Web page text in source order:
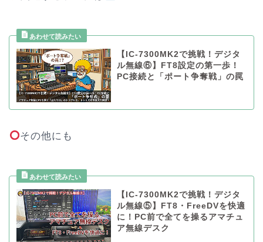
【IC-7300MK2で挑戦！デジタ
ル無線⑥】FT8設定の第一歩！
PC接続と「ポート争奪戦」の罠
その他にも
【IC-7300MK2で挑戦！デジタ
ル無線⑤】FT8・FreeDVを快適
に！PC前で全てを操るアマチュ
ア無線デスク